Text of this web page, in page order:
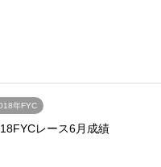
年FYC
レース6月成績